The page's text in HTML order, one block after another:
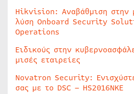
Hikvision: Αναβάθμιση στην
λύση Onboard Security
Operations
Ειδικούς στην
μισές εταιρείες
Novatron Security:
σας με το DSC – HS2016NKE